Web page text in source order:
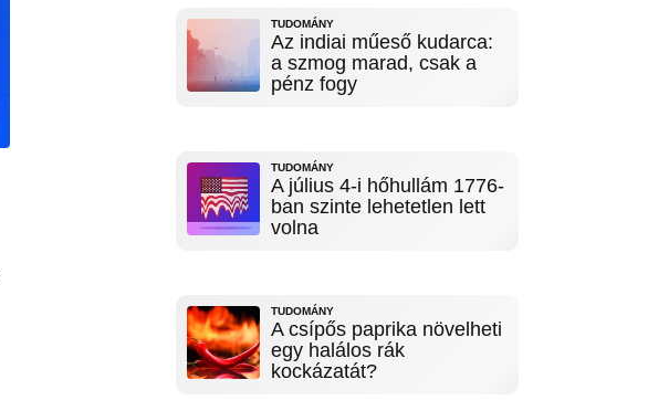
TUDOMÁNY
Az indiai műeső kudarca:
a szmog marad, csak a
pénz fogy
TUDOMÁNY
A július 4-i hőhullám 1776-
ban szinte lehetetlen lett
volna
TUDOMÁNY
A csípős paprika növelheti
egy halálos rák
kockázatát?